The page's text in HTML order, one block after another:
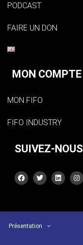
PODCAST
FAIRE UN DON
MON COMPTE
MON FIFO
FIFO INDUSTRY
SUIVEZ-NOUS
Présentation